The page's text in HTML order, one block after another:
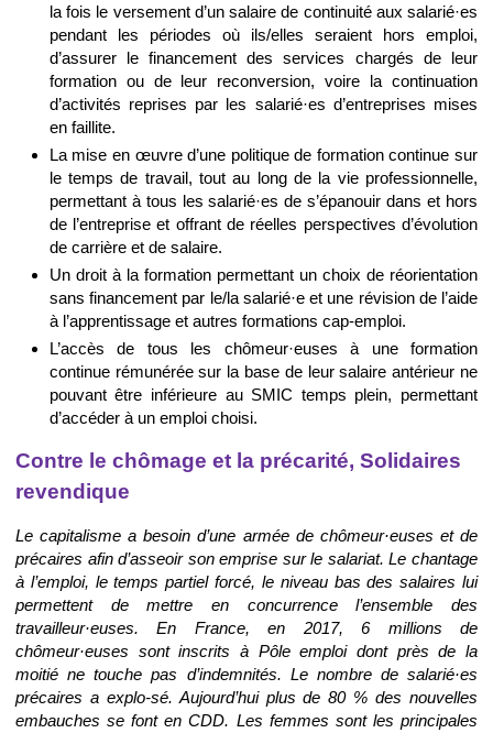
la fois le versement d’un salaire de continuité aux salarié·es
pendant les périodes où ils/elles seraient hors emploi,
d’assurer le financement des services chargés de leur
formation ou de leur reconversion, voire la continuation
d’activités reprises par les salarié·es d’entreprises mises
en faillite.
La mise en œuvre d’une politique de formation continue sur
le temps de travail, tout au long de la vie professionnelle,
permettant à tous les salarié·es de s’épanouir dans et hors
de l’entreprise et offrant de réelles perspectives d’évolution
de carrière et de salaire.
Un droit à la formation permettant un choix de réorientation
sans financement par le/la salarié·e et une révision de l’aide
à l’apprentissage et autres formations cap-emploi.
L’accès de tous les chômeur·euses à une formation
continue rémunérée sur la base de leur salaire antérieur ne
pouvant être inférieure au SMIC temps plein, permettant
d’accéder à un emploi choisi.
Contre le chômage et la précarité, Solidaires
revendique
Le capitalisme a besoin d’une armée de chômeur·euses et de
précaires afin d’asseoir son emprise sur le salariat. Le chantage
à l’emploi, le temps partiel forcé, le niveau bas des salaires lui
permettent de mettre en concurrence l’ensemble des
travailleur·euses. En France, en 2017, 6 millions de
chômeur·euses sont inscrits à Pôle emploi dont près de la
moitié ne touche pas d’indemnités. Le nombre de salarié·es
précaires a explo-sé. Aujourd’hui plus de 80 % des nouvelles
embauches se font en CDD. Les femmes sont les principales